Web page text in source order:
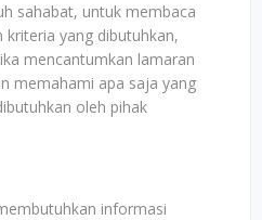
sahabat, untuk membaca
kriteria yang dibutuhkan,
mencantumkan lamaran
memahami apa saja yang
oleh pihak
informasi